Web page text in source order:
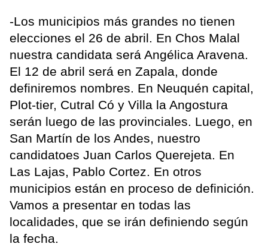
-Los municipios más grandes no tienen
elecciones el 26 de abril. En Chos Malal
nuestra candidata será Angélica Aravena.
El 12 de abril será en Zapala, donde
definiremos nombres. En Neuquén capital,
Plot-tier, Cutral Có y Villa la Angostura
serán luego de las provinciales. Luego, en
San Martín de los Andes, nuestro
candidatoes Juan Carlos Querejeta. En
Las Lajas, Pablo Cortez. En otros
municipios están en proceso de definición.
Vamos a presentar en todas las
localidades, que se irán definiendo según
la fecha.